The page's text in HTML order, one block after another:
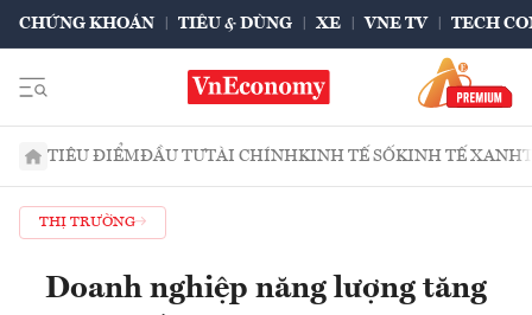
CHỨNG KHOÁN TIÊU & DÙNG XE VNE TV TECH
TIÊU ĐIỂMĐẦU TƯTÀI CHÍNHKINH TẾ SỐKINH TẾ XANH
THỊ TRƯỜNG
Doanh nghiệp năng lượng tăng